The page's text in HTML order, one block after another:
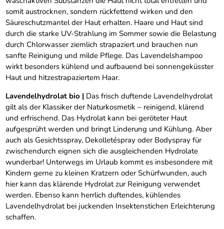
somit austrocknen, sondern rückfettend wirken und den
Säureschutzmantel der Haut erhalten. Haare und Haut sind
durch die starke UV-Strahlung im Sommer sowie die Belastung
durch Chlorwasser ziemlich strapaziert und brauchen nun
sanfte Reinigung und milde Pflege. Das Lavendelshampoo
wirkt besonders kühlend und aufbauend bei sonnengeküsster
Haut und hitzestrapaziertem Haar.
Lavendelhydrolat bio | Das frisch duftende Lavendelhydrolat
gilt als der Klassiker der Naturkosmetik – reinigend, klärend
und erfrischend. Das Hydrolat kann bei geröteter Haut
aufgesprüht werden und bringt Linderung und Kühlung. Aber
auch als Gesichtsspray, Dekolletéspray oder Bodyspray für
zwischendurch eignen sich die ausgleichenden Hydrolate
wunderbar! Unterwegs im Urlaub kommt es insbesondere mit
Kindern gerne zu kleinen Kratzern oder Schürfwunden, auch
hier kann das klärende Hydrolat zur Reinigung verwendet
werden. Ebenso kann herrlich duftendes, kühlendes
Lavendelhydrolat bei juckenden Insektenstichen Erleichterung
schaffen.